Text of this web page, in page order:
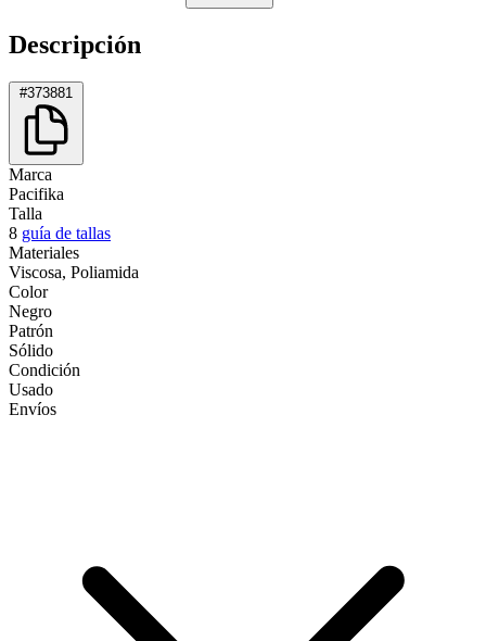
Descripción
#373881
Marca
Pacifika
Talla
8 guía de tallas
Materiales
Viscosa, Poliamida
Color
Negro
Patrón
Sólido
Condición
Usado
Envíos